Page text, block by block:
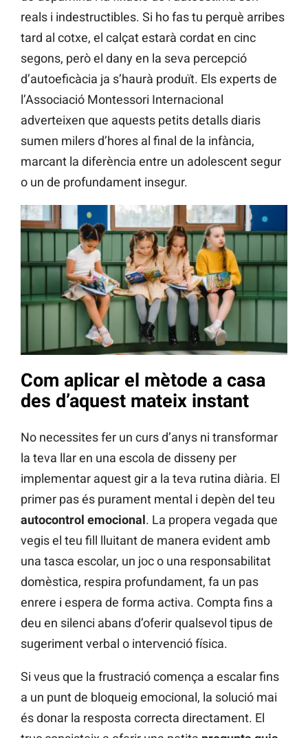
reals i indestructibles. Si ho fas tu perquè arribes
tard al cotxe, el calçat estarà cordat en cinc
segons, però el dany en la seva percepció
d’autoeficàcia ja s’haurà produït. Els experts de
l’Associació Montessori Internacional
adverteixen que aquests petits detalls diaris
sumen milers d’hores al final de la infància,
marcant la diferència entre un adolescent segur
o un de profundament insegur.
Com aplicar el mètode a casa
des d’aquest mateix instant
No necessites fer un curs d’anys ni transformar
la teva llar en una escola de disseny per
implementar aquest gir a la teva rutina diària. El
primer pas és purament mental i depèn del teu
autocontrol emocional. La propera vegada que
vegis el teu fill lluitant de manera evident amb
una tasca escolar, un joc o una responsabilitat
domèstica, respira profundament, fa un pas
enrere i espera de forma activa. Compta fins a
deu en silenci abans d’oferir qualsevol tipus de
sugeriment verbal o intervenció física.
Si veus que la frustració comença a escalar fins
a un punt de bloqueig emocional, la solució mai
és donar la resposta correcta directament. El